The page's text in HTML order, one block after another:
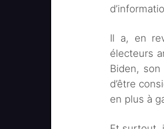
Il a, en
électeurs
Biden,
d’être
en plus à